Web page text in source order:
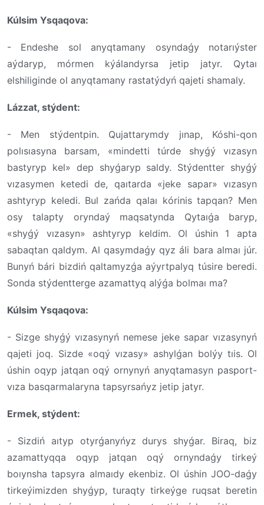
Kúlsim Ysqaqova:
- Endeshe sol anyqtamany osyndaǵy notarıýster
aýdaryp, mórmen kýálandyrsa jetip jatyr. Qytaı
elshiliginde ol anyqtamany rastatýdyń qajeti shamaly.
Lázzat, stýdent:
- Men stýdentpin. Qujattarymdy jınap, Kóshi-qon
polısıasyna barsam, «mindetti túrde shyǵý vızasyn
bastyryp kel» dep shyǵaryp saldy. Stýdentter shyǵý
vızasymen ketedi de, qaıtarda «jeke sapar» vızasyn
ashtyryp keledi. Bul zańda qalaı kórinis tapqan? Men
osy talapty oryndaý maqsatynda Qytaıǵa baryp,
«shyǵý vızasyn» ashtyryp keldim. Ol úshin 1 apta
sabaqtan qaldym. Al qasymdaǵy qyz áli bara almaı júr.
Bunyń bári bizdiń qaltamyzǵa aýyrtpalyq túsire beredi.
Sonda stýdentterge azamattyq alýǵa bolmaı ma?
Kúlsim Ysqaqova:
- Sizge shyǵý vızasynyń nemese jeke sapar vızasynyń
qajeti joq. Sizde «oqý vızasy» ashylǵan bolýy tıis. Ol
úshin oqyp jatqan oqý ornynyń anyqtamasyn pasport-
vıza basqarmalaryna tapsyrsańyz jetip jatyr.
Ermek, stýdent:
- Sizdiń aıtyp otyrǵanyńyz durys shyǵar. Biraq, biz
azamattyqqa oqyp jatqan oqý ornyndaǵy tirkeý
boıynsha tapsyra almaıdy ekenbiz. Ol úshin JOO-daǵy
tirkeýimizden shyǵyp, turaqty tirkeýge ruqsat beretin